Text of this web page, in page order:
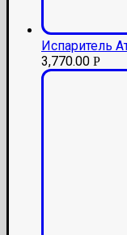
Испаритель
3,770.00 Р